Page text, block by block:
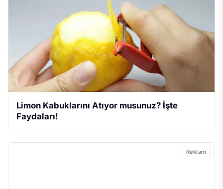
Limon Kabuklarını Atıyor musunuz? İşte
Faydaları!
Reklam